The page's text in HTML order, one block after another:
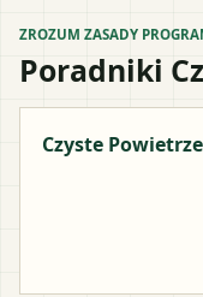
ZROZUM ZASADY
Poradniki
Czyste